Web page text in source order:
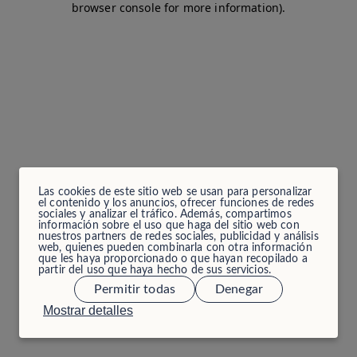
Las cookies de este sitio web se usan para personalizar
el contenido y los anuncios, ofrecer funciones de redes
sociales y analizar el tráfico. Además, compartimos
información sobre el uso que haga del sitio web con
nuestros partners de redes sociales, publicidad y análisis
web, quienes pueden combinarla con otra información
que les haya proporcionado o que hayan recopilado a
partir del uso que haya hecho de sus servicios.
Mostrar detalles
Permitir todas Denegar
browser console for more information).